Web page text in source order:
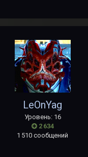
LeOnYag
Уровень: 16
2 634
1 510 сообщений